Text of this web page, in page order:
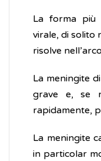
La forma più
virale, di solito
risolve
La meningite
grave e, se
rapidamente,
La meningite
in particolar